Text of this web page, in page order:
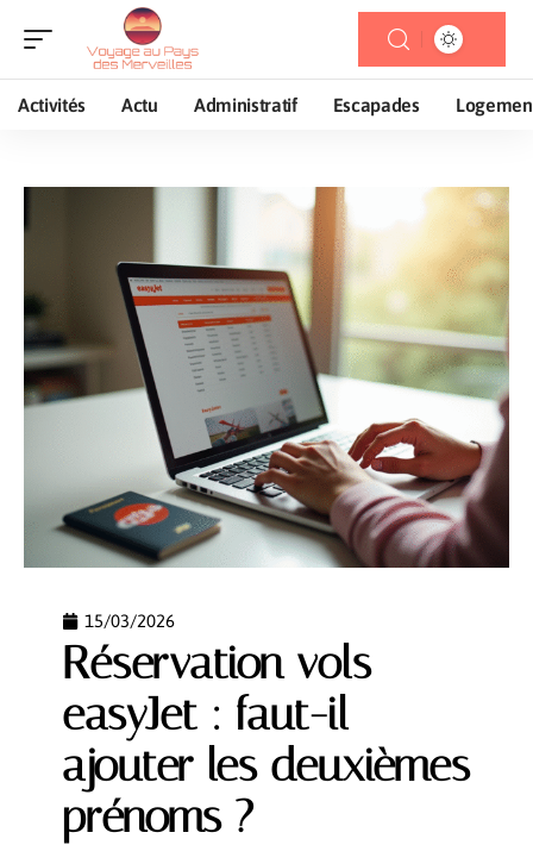
Activités Actu Administratif Escapades
15/03/2026
Réservation vols
easyJet : faut-il
ajouter les deuxièmes
prénoms ?